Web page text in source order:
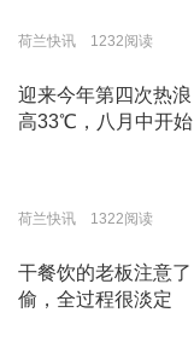
荷兰快讯 1232阅读
迎来今年第四次热
高33℃，八月中开
荷兰快讯 1322阅读
干餐饮的老板注意
偷，全过程很淡定